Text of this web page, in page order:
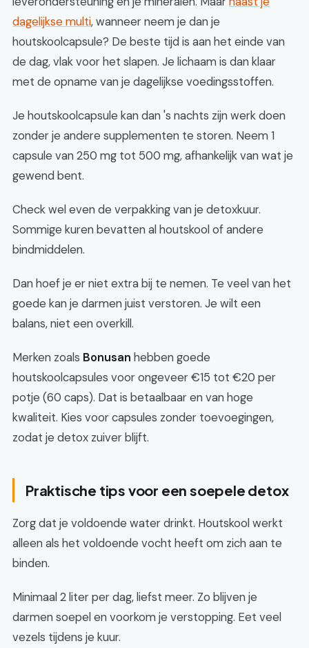
dagelijkse multi, wanneer neem je dan je
houtskoolcapsule? De beste tijd is aan het einde van
de dag, vlak voor het slapen. Je lichaam is dan klaar
met de opname van je dagelijkse voedingsstoffen.
Je houtskoolcapsule kan dan 's nachts zijn werk doen
zonder je andere supplementen te storen. Neem 1
capsule van 250 mg tot 500 mg, afhankelijk van wat je
gewend bent.
Check wel even de verpakking van je detoxkuur.
Sommige kuren bevatten al houtskool of andere
bindmiddelen.
Dan hoef je er niet extra bij te nemen. Te veel van het
goede kan je darmen juist verstoren. Je wilt een
balans, niet een overkill.
Merken zoals Bonusan hebben goede
houtskoolcapsules voor ongeveer €15 tot €20 per
potje (60 caps). Dat is betaalbaar en van hoge
kwaliteit. Kies voor capsules zonder toevoegingen,
zodat je detox zuiver blijft.
Praktische tips voor een soepele detox
Zorg dat je voldoende water drinkt. Houtskool werkt
alleen als het voldoende vocht heeft om zich aan te
binden.
Minimaal 2 liter per dag, liefst meer. Zo blijven je
darmen soepel en voorkom je verstopping. Eet veel
vezels tijdens je kuur.